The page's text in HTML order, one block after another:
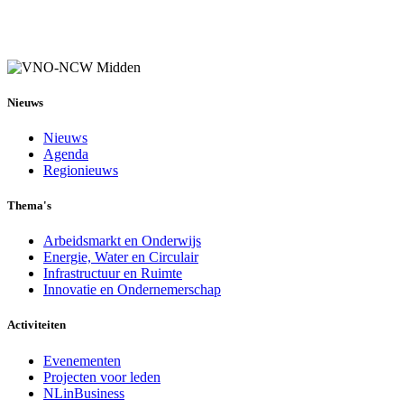
Nieuws
Nieuws
Agenda
Regionieuws
Thema's
Arbeidsmarkt en Onderwijs
Energie, Water en Circulair
Infrastructuur en Ruimte
Innovatie en Ondernemerschap
Activiteiten
Evenementen
Projecten voor leden
NLinBusiness